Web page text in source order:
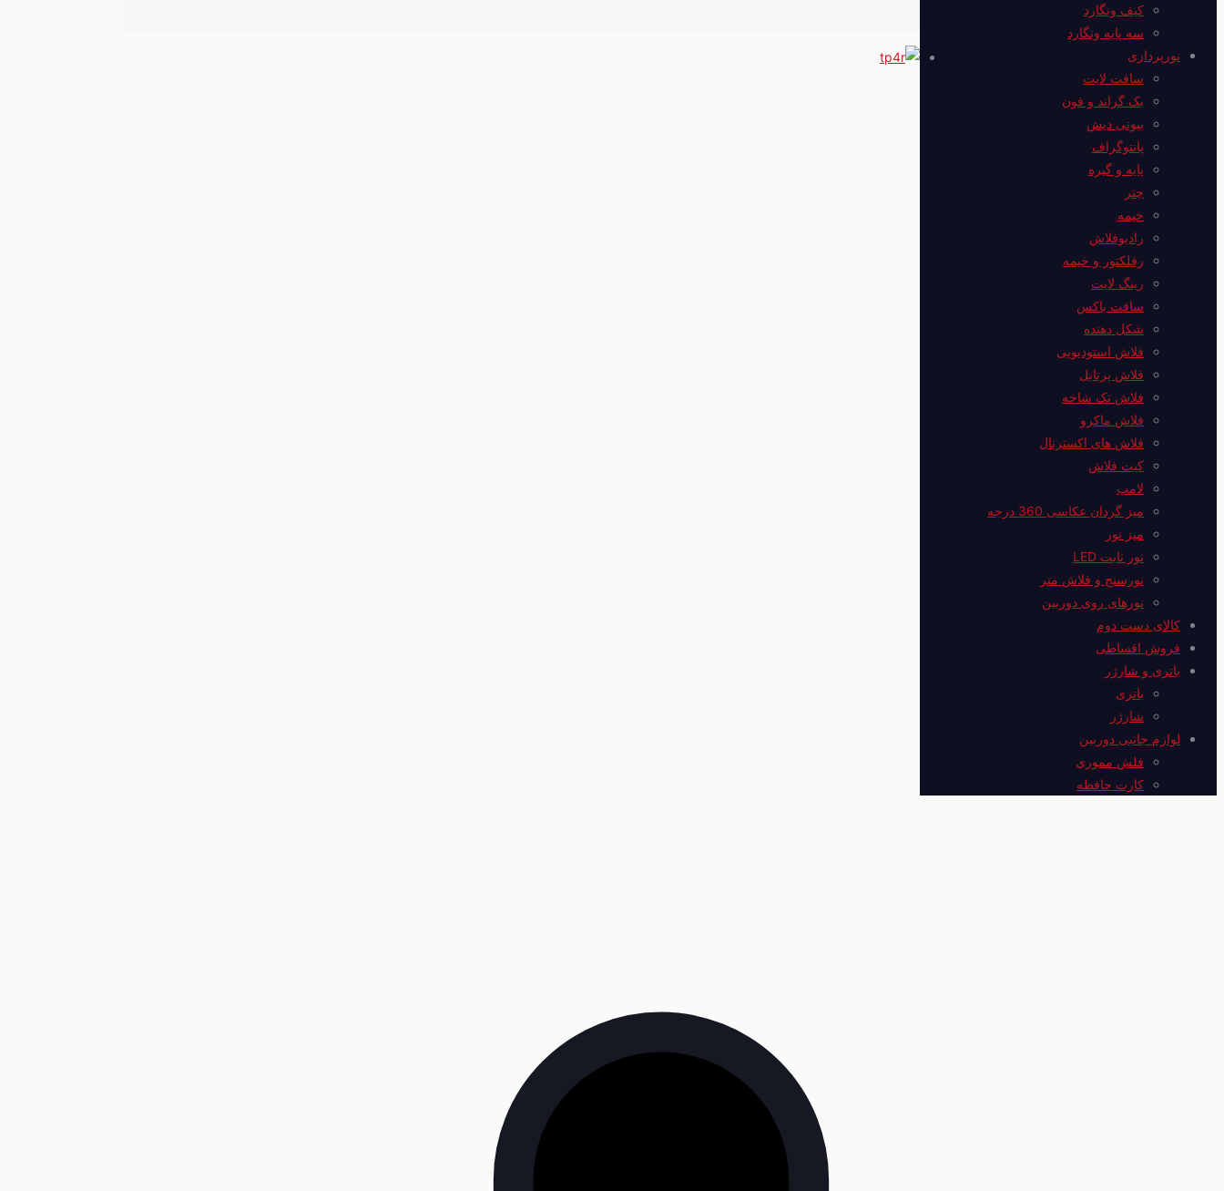
کیف ونگارد
سه پایه ونگارد
نورپردازی
سافت لایت
بک گراند و فون
بیوتی دیش
پانتوگراف
پایه و گیره
چتر
خیمه
رادیوفلاش
رفلکتور و خیمه
رینگ لایت
سافت باکس
شکل دهنده
فلاش استودیویی
فلاش پرتابل
فلاش‌ تک شاخه
فلاش ماکرو
فلاش های اکسترنال
کیت فلاش
لامپ
میز گردان عکاسی 360 درجه
میز نور
نور ثابت LED
نورسنج و فلاش متر
نورهای روی دوربین
کالای دست دوم
فروش اقساطی
باتری و شارژر
باتری
شارژر
لوازم جانبی دوربین
فلش مموری
کارت حافظه